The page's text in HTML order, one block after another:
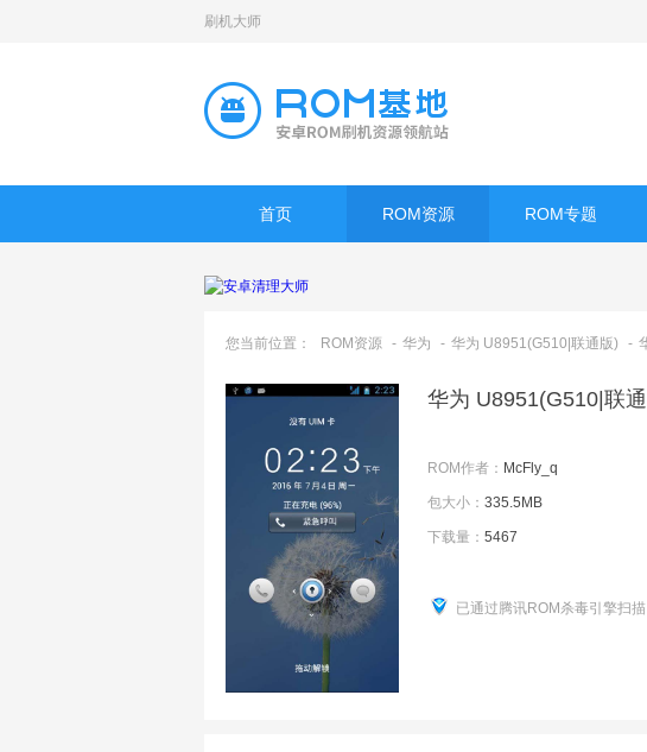
刷机大师
首页 ROM资源 ROM专题
您当前位置： ROM资源 - 华为 - 华为 U8951(G510|联通版) -
华为 U8951(G510|联
ROM作者： McFly_q
包大小： 335.5MB
下载量： 5467
已通过腾讯ROM杀毒引擎扫描